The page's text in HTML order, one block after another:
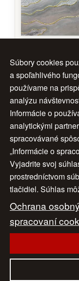
GLOW
Autor: Ivica
Rok:2025
Rozmery:100x80
Značenie:vpravo
Rám:nie
Cena:900 €
Úvod | O
Ochrana
Nastavenia
© 2006-2026 ART
Súbory cookies
a spoľahlivého
používame na
analýzu
Informácie o
analytickými
spracovávané
„Informácie o
Vyjadrite svoj
prostredníctvom
tlačidiel. Súhlas
Ochrana
spracovaní